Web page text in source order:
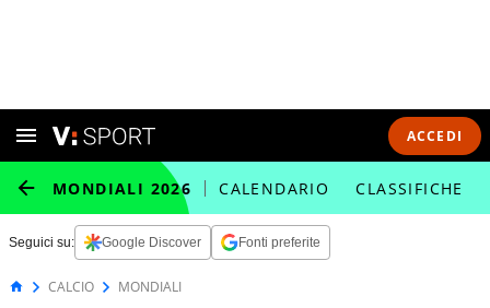
ACCEDI
MONDIALI 2026 CALENDARIO CLASSIFICHE
Seguici su: Google Discover Fonti preferite
CALCIO MONDIALI